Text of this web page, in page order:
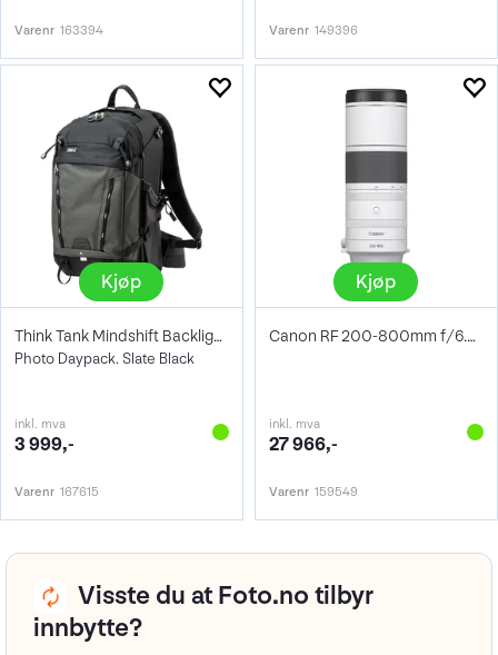
Varenr 163394 Varenr 149396
Kjøp
Think Tank Mindshift Backlight 26L
Photo Daypack. Slate Black
inkl. mva
3 999,-
Varenr 167615
Kjøp
Canon RF 200-800mm f/6.3-9 IS USM
inkl. mva
27 966,-
Varenr 159549
Visste du at Foto.no tilbyr
innbytte?